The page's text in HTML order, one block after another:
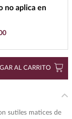
no aplica en
AL CARRITO
sutiles matices de